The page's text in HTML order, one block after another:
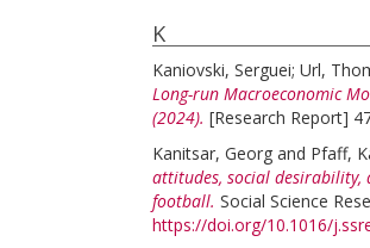
K
Kaniovski, Serguei; Url,
Long-run Macroeconomic
(2024). [Research Report]
Kanitsar, Georg and Pfaff,
attitudes, social
football. Social Science
https://doi.org/10.1016/